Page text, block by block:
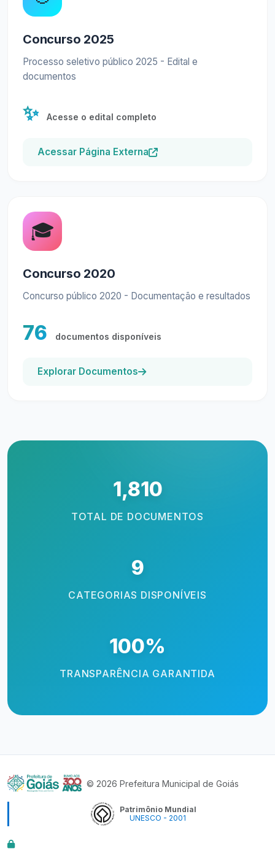
Concurso 2025
Processo seletivo público 2025 - Edital e
documentos
✨ Acesse o edital completo
Acessar Página Externa
🎓
Concurso 2020
Concurso público 2020 - Documentação e resultados
76 documentos disponíveis
Explorar Documentos
1,810
TOTAL DE DOCUMENTOS
9
CATEGORIAS DISPONÍVEIS
100%
TRANSPARÊNCIA GARANTIDA
© 2026 Prefeitura Municipal de Goiás
Patrimônio Mundial
UNESCO - 2001